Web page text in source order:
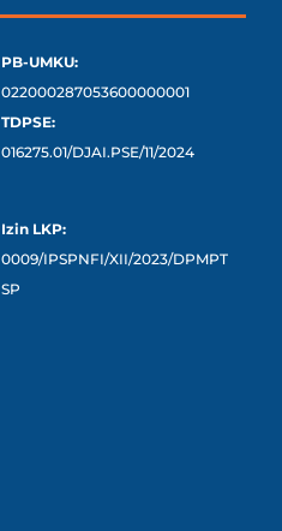
PB-UMKU:
022000287053600000001
TDPSE:
016275.01/DJAI.PSE/11/2024
Izin LKP:
0009/IPSPNFI/XII/2023/DPMPT
SP